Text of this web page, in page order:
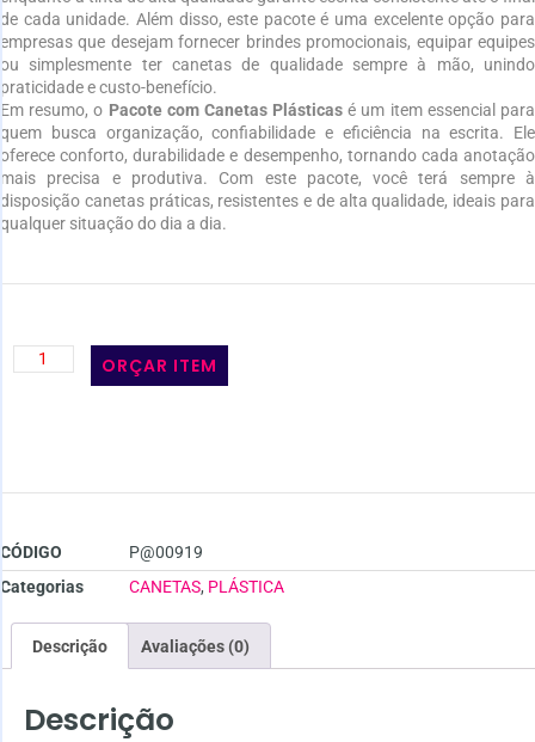
de cada unidade. Além disso, este pacote é uma excelente opção para
empresas que desejam fornecer brindes promocionais, equipar equipes
ou simplesmente ter canetas de qualidade sempre à mão, unindo
praticidade e custo-benefício.
Em resumo, o Pacote com Canetas Plásticas é um item essencial para
quem busca organização, confiabilidade e eficiência na escrita. Ele
oferece conforto, durabilidade e desempenho, tornando cada anotação
mais precisa e produtiva. Com este pacote, você terá sempre à
disposição canetas práticas, resistentes e de alta qualidade, ideais para
qualquer situação do dia a dia.
ORÇAR ITEM
CÓDIGO
P@00919
Categorias
CANETAS, PLÁSTICA
Descrição Avaliações (0)
Descrição